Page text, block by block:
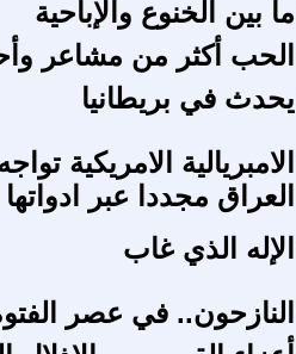
ما بين الخنوع والإباحية
الحب أكثر من مشاعر
يحدث في بريطانيا
الامبريالية الامريكية
العراق مجددا عبر
الإله الذي غاب
النازحون.. في عصر